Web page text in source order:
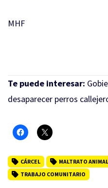
MHF
Te puede interesar:
desaparecer perros
CÁRCEL MALTRATO ANIMAL
TRABAJO COMUNITARIO